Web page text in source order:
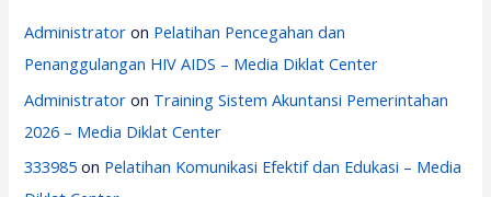
Administrator on Pelatihan Pencegahan dan
Penanggulangan HIV AIDS – Media Diklat Center
Administrator on Training Sistem Akuntansi Pemerintahan
2026 – Media Diklat Center
333985 on Pelatihan Komunikasi Efektif dan Edukasi – Media